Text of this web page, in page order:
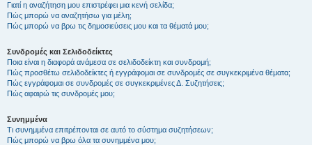
Γιατί η αναζήτηση μου επιστρέφει μια κενή σελίδα;
Πώς μπορώ να αναζητήσω για μέλη;
Πώς μπορώ να βρω τις δημοσιεύσεις μου και τα θέματά μου;
Συνδρομές και Σελιδοδείκτες
Ποια είναι η διαφορά ανάμεσα σε σελιδοδείκτη και συνδρομή;
Πώς προσθέτω σελιδοδείκτες ή εγγράφομαι σε συνδρομές σε συγκεκριμένα θέματα;
Πώς εγγράφομαι σε συνδρομές σε συγκεκριμένες Δ. Συζητήσεις;
Πώς αφαιρώ τις συνδρομές μου;
Συνημμένα
Τι συνημμένα επιτρέπονται σε αυτό το σύστημα συζητήσεων;
Πώς μπορώ να βρω όλα τα συνημμένα μου;